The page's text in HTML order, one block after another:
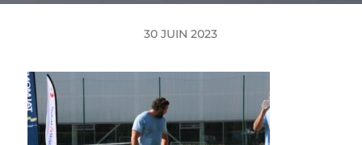
30 JUIN 2023